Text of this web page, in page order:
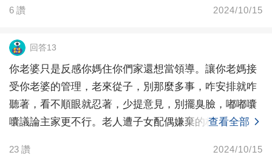
6 讚 2024/10/15
回答13
你老婆只是反感你媽住你們家還想當領導。讓你老媽接
受你老婆的管理，老來從子，別那麼多事，咋安排就咋
聽著，看不順眼就忍著，少提意見，別擺臭臉，嘟嘟囔
囔議論主家更不行。老人遭子女配偶嫌棄的核心原因就
查看全部
23 讚 2024/10/15